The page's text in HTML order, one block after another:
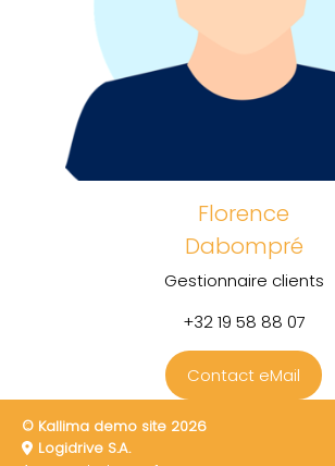
Florence
Dabompré
Gestionnaire clients
+32 19 58 88 07
Contact eMail
© Kallima demo site 2026
Logidrive S.A.